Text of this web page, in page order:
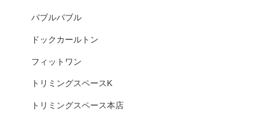
バブルバブル
ドックカールトン
フィットワン
トリミングスペースK
トリミングスペース本店